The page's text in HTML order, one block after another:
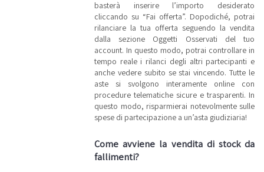
basterà inserire l’importo desiderato
cliccando su “Fai offerta”. Dopodiché, potrai
rilanciare la tua offerta seguendo la vendita
dalla sezione Oggetti Osservati del tuo
account. In questo modo, potrai controllare in
tempo reale i rilanci degli altri partecipanti e
anche vedere subito se stai vincendo. Tutte le
aste si svolgono interamente online con
procedure telematiche sicure e trasparenti. In
questo modo, risparmierai notevolmente sulle
spese di partecipazione a un’asta giudiziaria!
Come avviene la vendita di stock da
fallimenti?